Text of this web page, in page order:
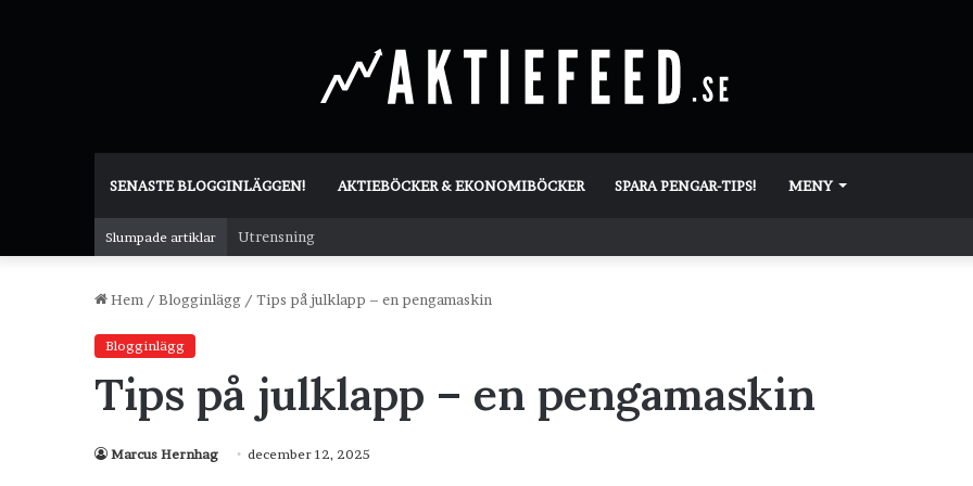
SENASTE BLOGGINLÄGGEN! AKTIEBÖCKER & EKONOMIBÖCKER SPARA PENGAR-TIPS! MENY
Slumpade artiklar Utrensning
Hem / Blogginlägg / Tips på julklapp – en pengamaskin
Blogginlägg
Tips på julklapp – en pengamaskin
Marcus Hernhag december 12, 2025